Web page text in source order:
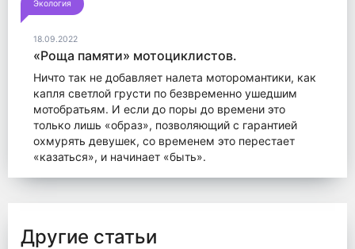
Экология
18.09.2022
«Роща памяти» мотоциклистов.
Ничто так не добавляет налета моторомантики, как
капля светлой грусти по безвременно ушедшим
мотобратьям. И если до поры до времени это
только лишь «образ», позволяющий с гарантией
охмурять девушек, со временем это перестает
«казаться», и начинает «быть».
Другие статьи